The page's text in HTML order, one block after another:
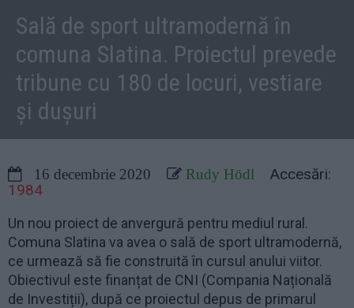
Sală de sport ultramodernă în
comuna Slatina. Proiectul prevede
tribune cu 180 de locuri, vestiare
și dușuri
16 decembrie 2020 Rudy Hödl
Accesări:
1984
Un nou proiect de anvergură pentru mediul rural.
Comuna Slatina va avea o sală de sport ultramodernă,
ce urmează să fie construită în cursul anului viitor.
Obiectivul este finanțat de CNI (Compania Națională
de Investiții), după ce proiectul depus de primarul